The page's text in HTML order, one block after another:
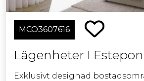
MCO3607616
Lägenheter I
Exklusivt designad